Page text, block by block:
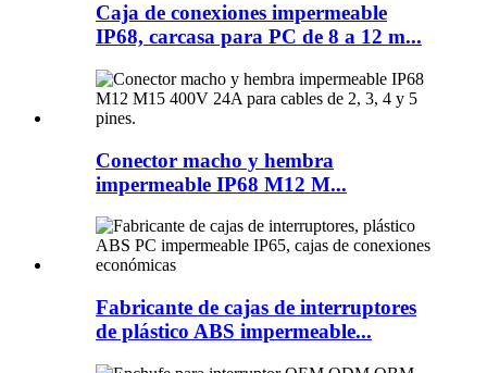
Caja de conexiones impermeable
IP68, carcasa para PC de 8 a 12 m...
Conector macho y hembra
impermeable IP68 M12 M...
Fabricante de cajas de interruptores
de plástico ABS impermeable...